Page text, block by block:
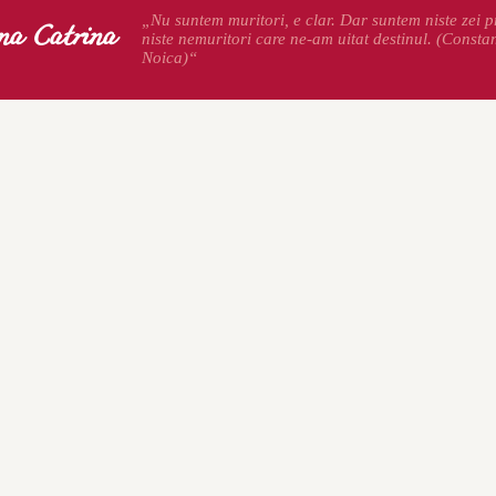
Catrina
„Nu suntem muritori, e clar. Dar suntem niste zei
niste nemuritori care ne-am uitat destinul.
Noica)“